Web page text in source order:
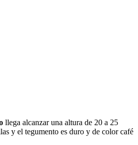
llega alcanzar una altura de 20 a 25
y el tegumento es duro y de color café